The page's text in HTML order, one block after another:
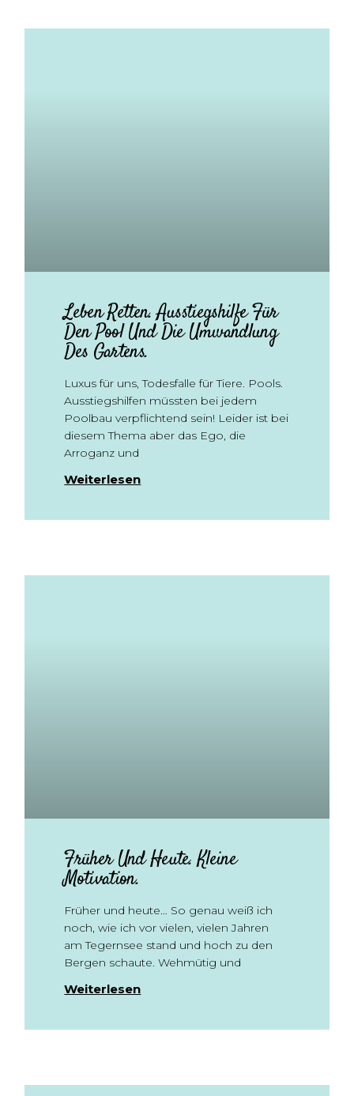
Leben Retten. Ausstiegshilfe Für
Den Pool Und Die Umwandlung
Des Gartens.
Luxus für uns, Todesfalle für Tiere. Pools.
Ausstiegshilfen müssten bei jedem
Poolbau verpflichtend sein! Leider ist bei
diesem Thema aber das Ego, die
Arroganz und
Weiterlesen
Früher Und Heute. Kleine
Motivation.
Früher und heute… So genau weiß ich
noch, wie ich vor vielen, vielen Jahren
am Tegernsee stand und hoch zu den
Bergen schaute. Wehmütig und
Weiterlesen